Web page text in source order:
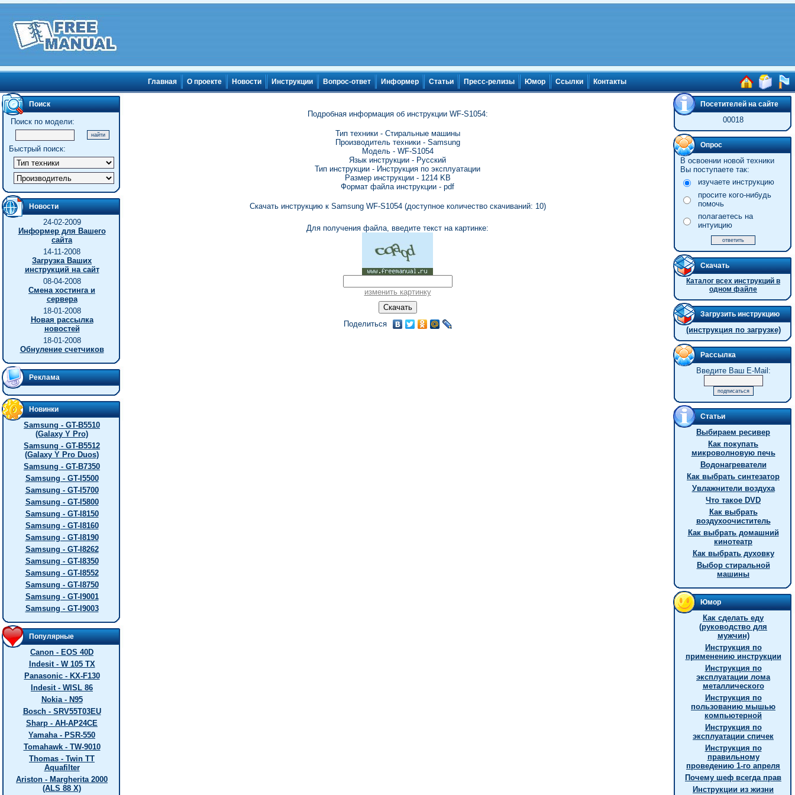
Главная О проекте Новости Инструкции Вопрос-ответ Информер Статьи Пресс-релизы Юмор Ссылки Контакты
Поиск
Поиск по модели:
Быстрый поиск:
Новости
24-02-2009
Информер для Вашего
сайта
14-11-2008
Загрузка Ваших
инструкций на сайт
08-04-2008
Смена хостинга и
сервера
18-01-2008
Новая рассылка
новостей
18-01-2008
Обнуление счетчиков
Реклама
Новинки
Samsung - GT-B5510
(Galaxy Y Pro)
Samsung - GT-B5512
(Galaxy Y Pro Duos)
Samsung - GT-B7350
Samsung - GT-I5500
Samsung - GT-I5700
Samsung - GT-I5800
Samsung - GT-I8150
Samsung - GT-I8160
Samsung - GT-I8190
Samsung - GT-I8262
Samsung - GT-I8350
Samsung - GT-I8552
Samsung - GT-I8750
Samsung - GT-I9001
Samsung - GT-I9003
Популярные
Canon - EOS 40D
Indesit - W 105 TX
Panasonic - KX-F130
Indesit - WISL 86
Nokia - N95
Bosch - SRV55T03EU
Sharp - AH-AP24CE
Yamaha - PSR-550
Tomahawk - TW-9010
Thomas - Twin TT
Aquafilter
Ariston - Margherita 2000
(ALS 88 X)
Подробная информация об инструкции WF-S1054:
Тип техники - Стиральные машины
Производитель техники - Samsung
Модель - WF-S1054
Язык инструкции - Русский
Тип инструкции - Инструкция по эксплуатации
Размер инструкции - 1214 KB
Формат файла инструкции - pdf
Скачать инструкцию к Samsung WF-S1054 (доступное количество скачиваний: 10)
Для получения файла, введите текст на картинке:
изменить картинку
Поделиться
Посетителей на сайте
00018
Опрос
В освоении новой техники
Вы поступаете так:
изучаете инструкцию
просите кого-нибудь
помочь
полагаетесь на
интуицию
Скачать
Каталог всех инструкций в
одном файле
Загрузить инструкцию
(инструкция по загрузке)
Рассылка
Введите Ваш E-Mail:
Статьи
Выбираем ресивер
Как покупать
микроволновую печь
Водонагреватели
Как выбрать синтезатор
Увлажнители воздуха
Что такое DVD
Как выбрать
воздухоочиститель
Как выбрать домашний
кинотеатр
Как выбрать духовку
Выбор стиральной
машины
Юмор
Как сделать еду
(руководство для
мужчин)
Инструкция по
применению инструкции
Инструкция по
эксплуатации лома
металлического
Инструкция по
пользованию мышью
компьютерной
Инструкция по
эксплуатации спичек
Инструкция по
правильному
проведению 1-го апреля
Почему шеф всегда прав
Инструкции из жизни